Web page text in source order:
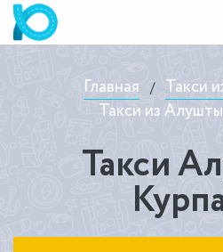
Главная / Такси
Такси из
Такси